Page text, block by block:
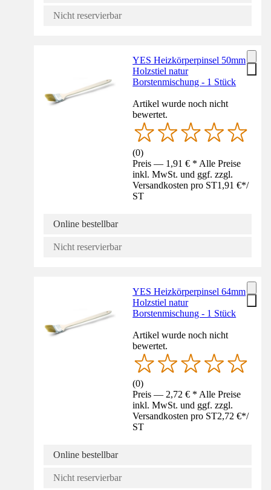
Nicht reservierbar
YES Heizkörperpinsel 50mm
Holzstiel natur
Borstenmischung - 1 Stück
Artikel wurde noch nicht
bewertet.
(0)
Preis — 1,91 € * Alle Preise
inkl. MwSt. und ggf. zzgl.
Versandkosten pro ST1,91 €*/
ST
Online bestellbar
Nicht reservierbar
YES Heizkörperpinsel 64mm
Holzstiel natur
Borstenmischung - 1 Stück
Artikel wurde noch nicht
bewertet.
(0)
Preis — 2,72 € * Alle Preise
inkl. MwSt. und ggf. zzgl.
Versandkosten pro ST2,72 €*/
ST
Online bestellbar
Nicht reservierbar